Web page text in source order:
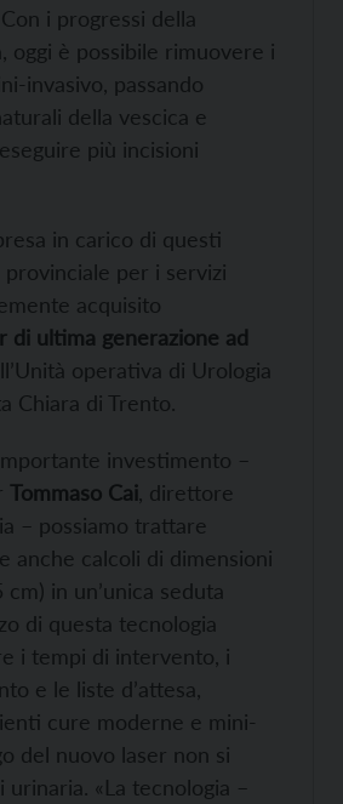
i progressi della
oggi è possibile rimuovere i
invasivo, passando
della vescica e
più incisioni
in carico di questi
provinciale per i servizi
acquisito
di ultima generazione ad
operativa di Urologia
Chiara di Trento.
investimento –
Tommaso Cai , direttore
– possiamo trattare
anche calcoli di dimensioni
in un’unica seduta
di questa tecnologia
i tempi di intervento, i
e le liste d’attesa,
cure moderne e mini-
del nuovo laser non si
urinaria. «La tecnologia –